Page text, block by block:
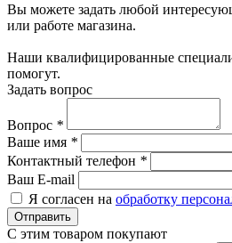
Вы можете задать любой
или работе магазина.
Наши квалифицированные
помогут.
Задать вопрос
Вопрос *
Ваше имя *
Контактный телефон *
Ваш E-mail
Я согласен на обработку
Отправить
С этим товаром покупают